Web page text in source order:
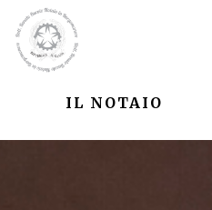
IL NOTAIO